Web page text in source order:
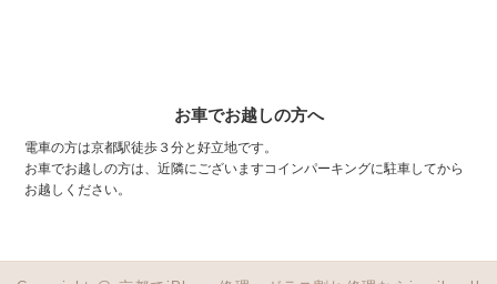
お車でお越しの方へ
電車の方は京都駅徒歩３分と好立地です。
お車でお越しの方は、近隣にございますコインパーキングに駐車してから
お越しください。